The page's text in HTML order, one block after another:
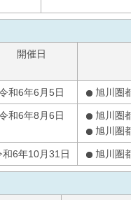
開催日
和6年6月5日 旭川圏
和6年8月6日
旭川圏
旭川圏
和6年10月31日 旭川圏